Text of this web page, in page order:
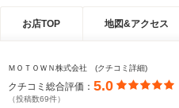
お店TOP 地図&アクセス
ＭＯＴＯＷＮ株式会社 (クチコミ詳細)
クチコミ総合評価： 5.0
（投稿数69件）